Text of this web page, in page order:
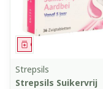
Geneesmiddel
Strepsils
Strepsils Suikervrij